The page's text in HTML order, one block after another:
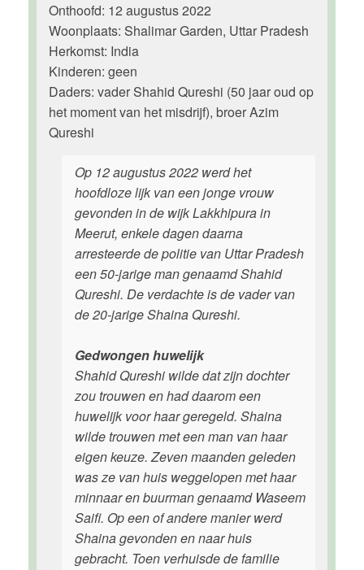
Onthoofd: 12 augustus 2022
Woonplaats: Shalimar Garden, Uttar Pradesh
Herkomst: India
Kinderen: geen
Daders: vader Shahid Qureshi (50 jaar oud op
het moment van het misdrijf), broer Azim
Qureshi
Op 12 augustus 2022 werd het
hoofdloze lijk van een jonge vrouw
gevonden in de wijk Lakkhipura in
Meerut, enkele dagen daarna
arresteerde de politie van Uttar Pradesh
een 50-jarige man genaamd Shahid
Qureshi. De verdachte is de vader van
de 20-jarige Shaina Qureshi.
Gedwongen huwelijk
Shahid Qureshi wilde dat zijn dochter
zou trouwen en had daarom een
huwelijk voor haar geregeld. Shaina
wilde trouwen met een man van haar
eigen keuze. Zeven maanden geleden
was ze van huis weggelopen met haar
minnaar en buurman genaamd Waseem
Saifi. Op een of andere manier werd
Shaina gevonden en naar huis
gebracht. Toen verhuisde de familie